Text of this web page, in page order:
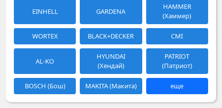
EINHELL GARDENA
HAMMER
(Хаммер)
WORTEX BLACK+DECKER CMI
AL-KO
HYUNDAI
(Хендай)
PATRIOT
(Патриот)
BOSCH (Бош) MAKITA (Макита) еще